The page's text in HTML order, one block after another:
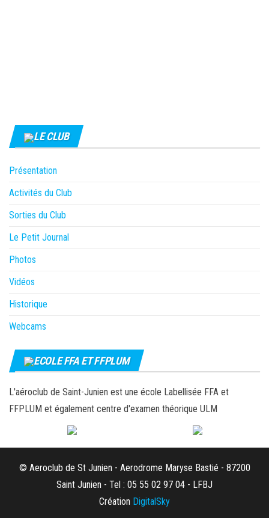
LE CLUB
Présentation
Activités du Club
Sorties du Club
Le Petit Journal
Photos
Vidéos
Historique
Webcams
ECOLE FFA ET FFPLUM
L'aéroclub de Saint-Junien est une école Labellisée FFA et
FFPLUM et également centre d'examen théorique ULM
© Aeroclub de St Junien - Aerodrome Maryse Bastié - 87200
Saint Junien - Tel : 05 55 02 97 04 - LFBJ
Création DigitalSky